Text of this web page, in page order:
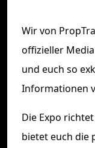
Wir von
offizieller
und euch so
Informationen
Die Expo
bietet euch die